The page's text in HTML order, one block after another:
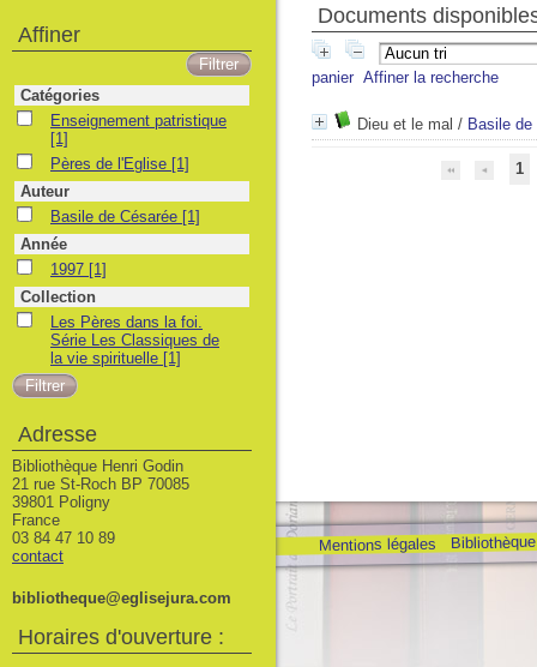
Documents
panier Affiner la recherche
Dieu et le mal / Basile de
1
Mentions légales
Affiner
Catégories
Enseignement patristique
Enseignement patristique
[1]
Pères de l'Eglise
Pères de l'Eglise [1]
Auteur
Basile de Césarée
Basile de Césarée [1]
Année
1997 1997 [1]
Collection
Les Pères dans la foi. Série Les Classiques de la vie spirituelle
Les Pères dans la foi.
Série Les Classiques de
la vie spirituelle [1]
Adresse
Bibliothèque Henri Godin
21 rue St-Roch BP 70085
39801 Poligny
France
03 84 47 10 89
contact
bibliotheque@eglisejura.com
Horaires d'ouverture :